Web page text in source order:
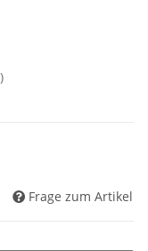
Frage zum Artikel